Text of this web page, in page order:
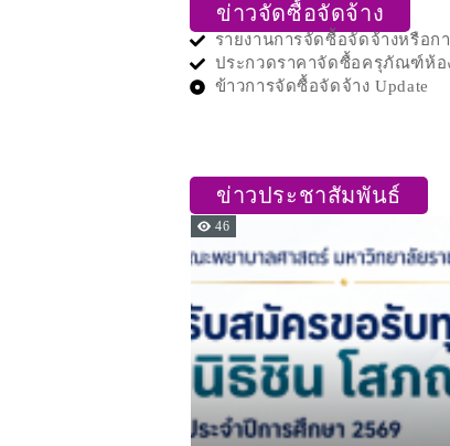
ข่าวจัดซื้อจัดจ้าง
รายงานการจัดซื้อจัดจ้างหรือ
ประกวดราคาจัดซื้อครุภัณฑ์ห้อ
ข้าวการจัดซื้อจัดจ้าง Update
ข่าวประชาสัมพันธ์
46